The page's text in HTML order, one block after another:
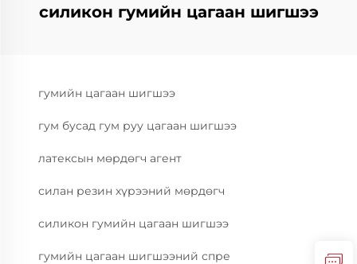
силикон гумийн цагаан шигшээ
гумийн цагаан шигшээ
гум бусад гум руу цагаан шигшээ
латексын мөрдөгч агент
силан резин хүрээний мөрдөгч
силикон гумийн цагаан шигшээ
гумийн цагаан шигшээний спре